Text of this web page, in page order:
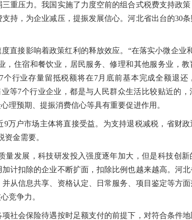
压力。我国实施了力度空前的组合式税费支持政策
持，为企业减压，提振发展信心。河北省出台的30
接影响着政策红利的释放效应。“在落实小微企业
住宿和餐饮业，居民服务、修理和其他服务业，教
行业存量留抵税额将在7月底前基本完成全额退还
等7个行业企业，都是与人民群众生活比较贴近的，
理预期、提振消费信心等具有重要促进作用。
户市场主体将直接受益。为支持退税减税，省财政
金需要。
发展，科技研发投入强度逐年加大，但是科技创新
计扣除的企业不断扩面，扣除比例也越来越高。河
从信息共享、资格认定、日常服务、项目鉴定等方
竞争力。
会保险待遇按时足额支付的前提下，对符合条件地